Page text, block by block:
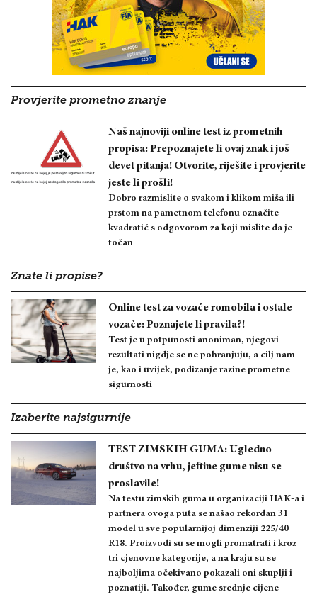
Provjerite prometno znanje
Naš najnoviji online test iz prometnih
propisa: Prepoznajete li ovaj znak i još
devet pitanja! Otvorite, riješite i provjerite
jeste li prošli!
Dobro razmislite o svakom i klikom miša ili
prstom na pametnom telefonu označite
kvadratić s odgovorom za koji mislite da je
točan
Znate li propise?
Online test za vozače romobila i ostale
vozače: Poznajete li pravila?!
Test je u potpunosti anoniman, njegovi
rezultati nigdje se ne pohranjuju, a cilj nam
je, kao i uvijek, podizanje razine prometne
sigurnosti
Izaberite najsigurnije
TEST ZIMSKIH GUMA: Ugledno
društvo na vrhu, jeftine gume nisu se
proslavile!
Na testu zimskih guma u organizaciji HAK-a i
partnera ovoga puta se našao rekordan 31
model u sve popularnijoj dimenziji 225/40
R18. Proizvodi su se mogli promatrati i kroz
tri cjenovne kategorije, a na kraju su se
najboljima očekivano pokazali oni skuplji i
poznatiji. Također, gume srednje cijene